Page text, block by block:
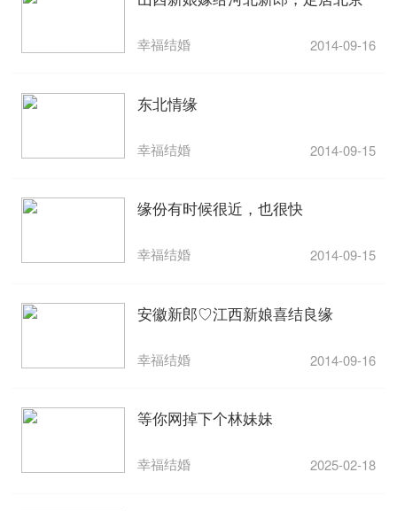
幸福结婚 2014-09-16
东北情缘
幸福结婚 2014-09-15
缘份有时候很近，也很快
幸福结婚 2014-09-15
安徽新郎♡江西新娘喜结良缘
幸福结婚 2014-09-16
等你网掉下个林妹妹
幸福结婚 2025-02-18